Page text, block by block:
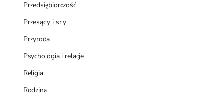
Przedsiębiorczość
Przesądy i sny
Przyroda
Psychologia i relacje
Religia
Rodzina